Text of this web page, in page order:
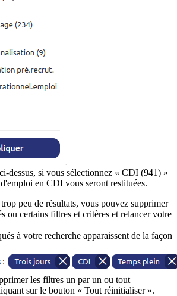
dessus, si vous sélectionnez « CDI (941) »
en CDI vous seront restituées.
peu de résultats, vous pouvez supprimer
ou certains filtres et critères et relancer votre
à votre recherche apparaissent de la façon
les filtres un par un ou tout
sur le bouton « Tout réinitialiser ».